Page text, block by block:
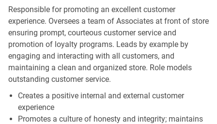
Responsible for promoting an excellent customer
experience. Oversees a team of Associates at front of store
ensuring prompt, courteous customer service and
promotion of loyalty programs. Leads by example by
engaging and interacting with all customers, and
maintaining a clean and organized store. Role models
outstanding customer service.
Creates a positive internal and external customer
experience
Promotes a culture of honesty and integrity; maintains